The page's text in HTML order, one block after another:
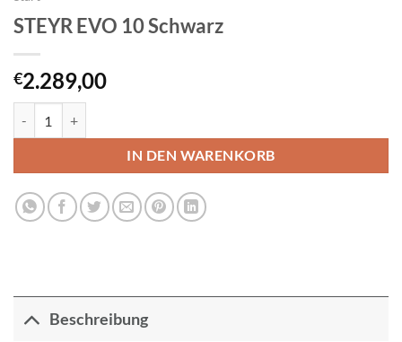
STEYR EVO 10 Schwarz
€2.289,00
IN DEN WARENKORB
Beschreibung